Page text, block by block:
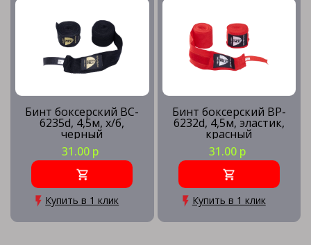
Бинт боксерский BC-
6235d, 4,5м, х/б,
черный
31.00 р
Купить в 1 клик
Бинт боксерский BP-
6232d, 4,5м, эластик,
красный
31.00 р
Купить в 1 клик